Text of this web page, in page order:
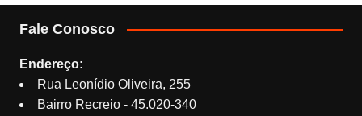
Fale Conosco
Endereço:
Rua Leonídio Oliveira, 255
Bairro Recreio - 45.020-340